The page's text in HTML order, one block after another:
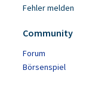
Fehler melden
Community
Forum
Börsenspiel